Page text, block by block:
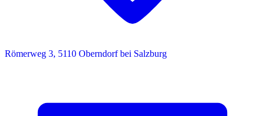
Römerweg 3, 5110 Oberndorf bei Salzburg